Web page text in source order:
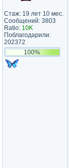
Стаж: 19 лет 10 мес.
Сообщений: 3803
Ratio: 10K
Поблагодарили:
202372
100%